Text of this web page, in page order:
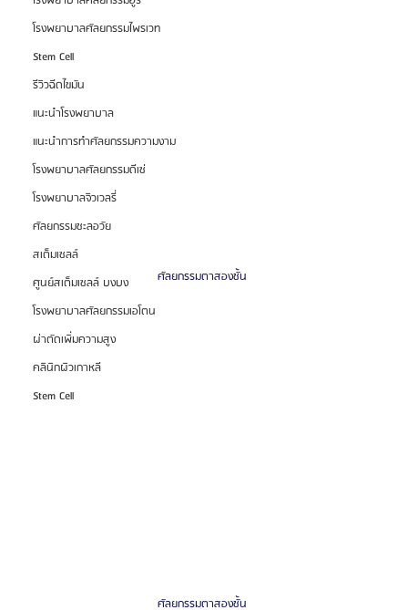
โรงพยาบาลศัลยกรรมไพรเวท
Stem Cell
รีวิวฉีดไขมัน
แนะนำโรงพยาบาล
แนะนำการทำศัลยกรรมความงาม
โรงพยาบาลศัลยกรรมดีเซ่
โรงพยาบาลจิวเวลรี่
ศัลยกรรมชะลอวัย
สเต็มเซลล์
ศูนย์สเต็มเซลล์ บงบง
โรงพยาบาลศัลยกรรมเอโตน
ผ่าตัดเพิ่มความสูง
คลินิกผิวเกาหลี
Stem Cell
ศัลยกรรมตาสองชั้น
ศัลยกรรมตาสองชั้น